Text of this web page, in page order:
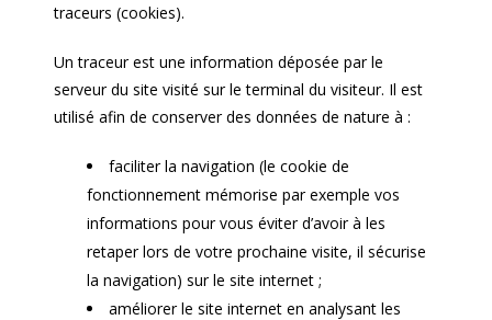
traceurs (cookies).
Un traceur est une information déposée par le
serveur du site visité sur le terminal du visiteur. Il est
utilisé afin de conserver des données de nature à :
faciliter la navigation (le cookie de
fonctionnement mémorise par exemple vos
informations pour vous éviter d’avoir à les
retaper lors de votre prochaine visite, il sécurise
la navigation) sur le site internet ;
améliorer le site internet en analysant les